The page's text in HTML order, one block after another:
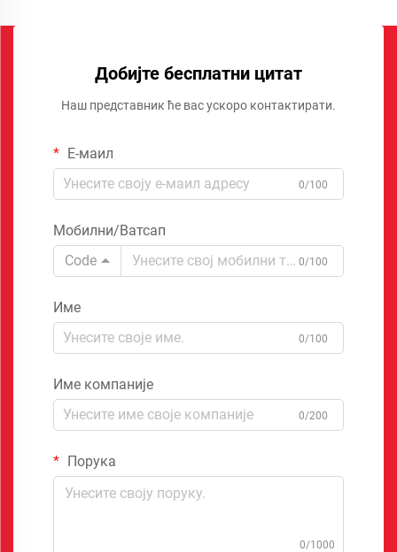
Добијте бесплатни цитат
Наш представник ће вас ускоро контактирати.
Е-маил
0/100
Мобилни/Ватсап
Code
0/100
Име
0/100
Име компаније
0/200
Порука
0/1000